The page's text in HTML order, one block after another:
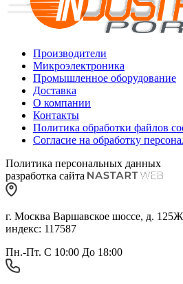
Производители
Микроэлектроника
Промышленное оборудование
Доставка
О компании
Контакты
Политика обработки файлов
Согласие на обработку
Политика персональных данных
разработка сайта
г. Москва Варшавское шоссе, д.
индекс: 117587
Пн.-Пт. С 10:00 До 18:00